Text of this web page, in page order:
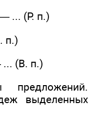
... (Р. п.)
п.)
(В. п.)
выделенных